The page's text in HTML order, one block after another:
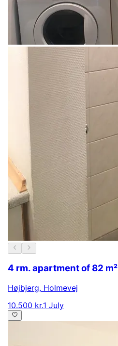
4 rm. apartment of 82 m²
Højbjerg, Holmevej
10.500 kr.1 July